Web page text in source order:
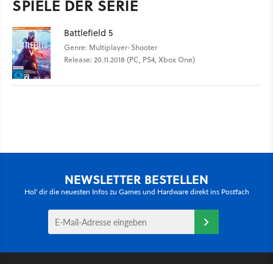
SPIELE DER SERIE
Battlefield 5
Genre: Multiplayer-Shooter
Release: 20.11.2018 (PC, PS4, Xbox One)
NEWSLETTER BESTELLEN
Hol' dir die neuesten Infos zu Games und Hardware direkt ins Postfach